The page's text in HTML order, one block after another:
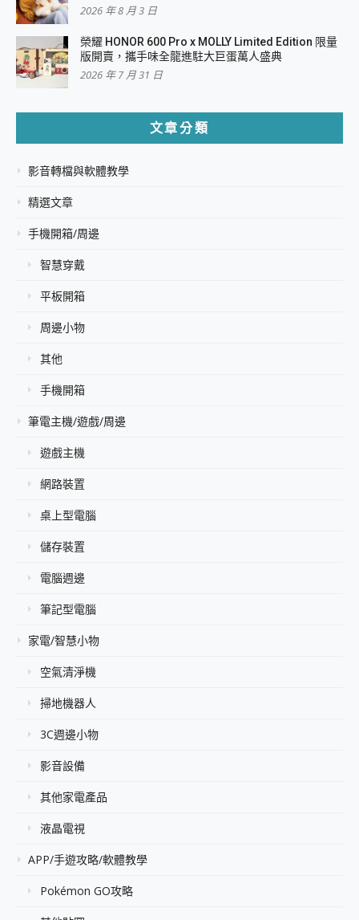
2026 年 8 月 3 日
榮耀 HONOR 600 Pro x MOLLY Limited Edition 限量
版開賣，攜手味全龍進駐大巨蛋萬人盛典
2026 年 7 月 31 日
文章分類
影音轉檔與軟體教學
精選文章
手機開箱/周邊
智慧穿戴
平板開箱
周邊小物
其他
手機開箱
筆電主機/遊戲/周邊
遊戲主機
網路裝置
桌上型電腦
儲存裝置
電腦週邊
筆記型電腦
家電/智慧小物
空氣清淨機
掃地機器人
3C週邊小物
影音設備
其他家電產品
液晶電視
APP/手遊攻略/軟體教學
Pokémon GO攻略